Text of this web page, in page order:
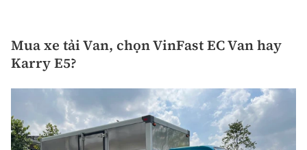
Mua xe tải Van, chọn VinFast EC Van hay
Karry E5?